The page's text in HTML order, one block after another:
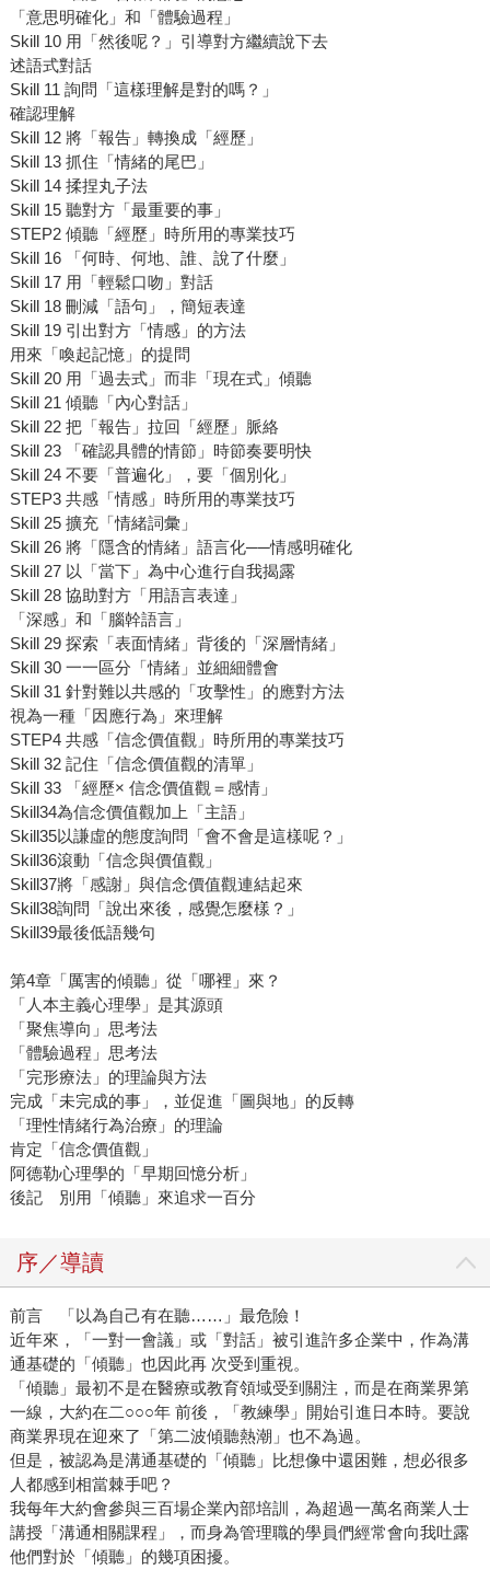
「意思明確化」和「體驗過程」
Skill 10 用「然後呢？」引導對方繼續說下去
述語式對話
Skill 11 詢問「這樣理解是對的嗎？」
確認理解
Skill 12 將「報告」轉換成「經歷」
Skill 13 抓住「情緒的尾巴」
Skill 14 揉捏丸子法
Skill 15 聽對方「最重要的事」
STEP2 傾聽「經歷」時所用的專業技巧
Skill 16 「何時、何地、誰、說了什麼」
Skill 17 用「輕鬆口吻」對話
Skill 18 刪減「語句」，簡短表達
Skill 19 引出對方「情感」的方法
用來「喚起記憶」的提問
Skill 20 用「過去式」而非「現在式」傾聽
Skill 21 傾聽「內心對話」
Skill 22 把「報告」拉回「經歷」脈絡
Skill 23 「確認具體的情節」時節奏要明快
Skill 24 不要「普遍化」，要「個別化」
STEP3 共感「情感」時所用的專業技巧
Skill 25 擴充「情緒詞彙」
Skill 26 將「隱含的情緒」語言化──情感明確化
Skill 27 以「當下」為中心進行自我揭露
Skill 28 協助對方「用語言表達」
「深感」和「腦幹語言」
Skill 29 探索「表面情緒」背後的「深層情緒」
Skill 30 一一區分「情緒」並細細體會
Skill 31 針對難以共感的「攻擊性」的應對方法
視為一種「因應行為」來理解
STEP4 共感「信念價值觀」時所用的專業技巧
Skill 32 記住「信念價值觀的清單」
Skill 33 「經歷× 信念價值觀＝感情」
Skill34為信念價值觀加上「主語」
Skill35以謙虛的態度詢問「會不會是這樣呢？」
Skill36滾動「信念與價值觀」
Skill37將「感謝」與信念價值觀連結起來
Skill38詢問「說出來後，感覺怎麼樣？」
Skill39最後低語幾句
第4章「厲害的傾聽」從「哪裡」來？
「人本主義心理學」是其源頭
「聚焦導向」思考法
「體驗過程」思考法
「完形療法」的理論與方法
完成「未完成的事」，並促進「圖與地」的反轉
「理性情緒行為治療」的理論
肯定「信念價值觀」
阿德勒心理學的「早期回憶分析」
後記 別用「傾聽」來追求一百分
序／導讀
前言 「以為自己有在聽……」最危險！
近年來，「一對一會議」或「對話」被引進許多企業中，作為溝
通基礎的「傾聽」也因此再 次受到重視。
「傾聽」最初不是在醫療或教育領域受到關注，而是在商業界第
一線，大約在二○○○年 前後，「教練學」開始引進日本時。要說
商業界現在迎來了「第二波傾聽熱潮」也不為過。
但是，被認為是溝通基礎的「傾聽」比想像中還困難，想必很多
人都感到相當棘手吧？
我每年大約會參與三百場企業內部培訓，為超過一萬名商業人士
講授「溝通相關課程」，而身為管理職的學員們經常會向我吐露
他們對於「傾聽」的幾項困擾。